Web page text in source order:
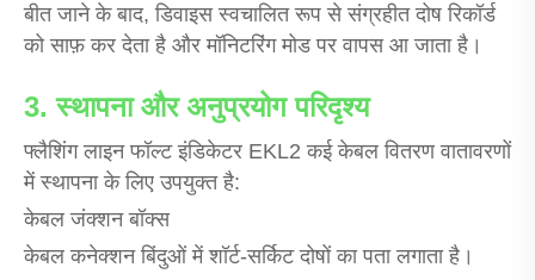
बीत जाने के बाद, डिवाइस स्वचालित रूप से संग्रहीत दोष रिकॉर्ड
को साफ़ कर देता है और मॉनिटरिंग मोड पर वापस आ जाता है।
3. स्थापना और अनुप्रयोग परिदृश्य
फ्लैशिंग लाइन फॉल्ट इंडिकेटर EKL2 कई केबल वितरण वातावरणों
में स्थापना के लिए उपयुक्त है:
केबल जंक्शन बॉक्स
केबल कनेक्शन बिंदुओं में शॉर्ट-सर्किट दोषों का पता लगाता है।